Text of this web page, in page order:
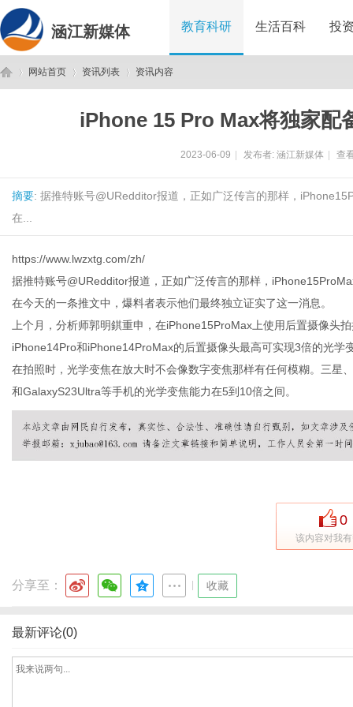
涵江新媒体 教育科研 生活百科 投
网站首页 资讯列表 资讯内容
iPhone 15 Pro Max将独家配
2023-06-09 发布者: 涵江新媒体 查
摘要: 据推特账号@URedditor报道，正如广泛传言的那样，
在...
https://www.lwzxtg.com/zh/
据推特账号@URedditor报道，正如广泛传言的那样，
在今天的一条推文中，爆料者表示他们最终独立证实了这一消息。
上个月，分析师郭明錤重申，在iPhone15ProMax上使用后置摄像头
iPhone14Pro和iPhone14ProMax的后置摄像头最高可实现3倍的光学
在拍照时，光学变焦在放大时不会像数字变焦那样有任何模糊。三星
和GalaxyS23Ultra等手机的光学变焦能力在5到10倍之间。
0
该内容对我
分享至： 收藏
最新评论(0)